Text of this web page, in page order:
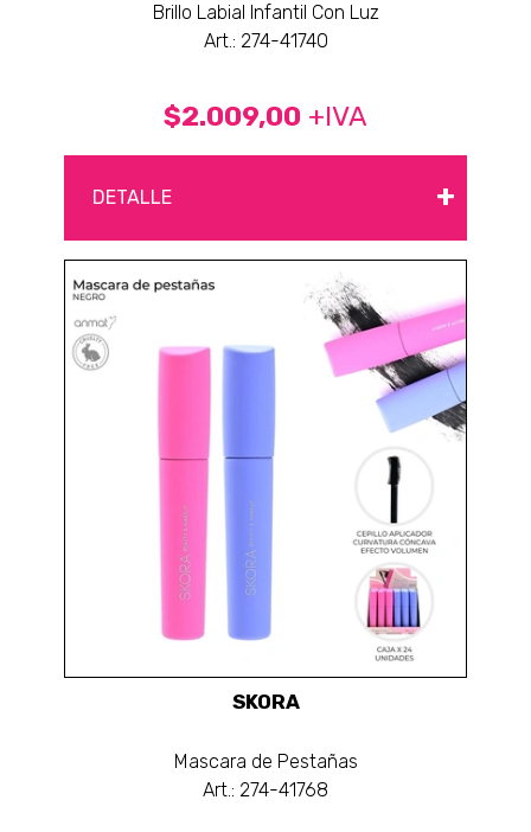
Brillo Labial Infantil Con Luz
Art.: 274-41740
$2.009,00 +IVA
DETALLE +
SKORA
Mascara de Pestañas
Art.: 274-41768